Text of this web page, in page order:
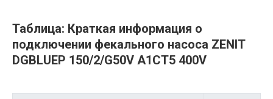
Таблица: Краткая информация о
подключении фекального насоса ZENIT
DGBLUEP 150/2/G50V A1CT5 400V